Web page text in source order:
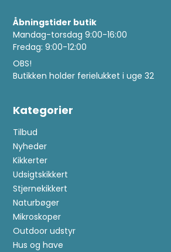
Åbningstider butik
Mandag-torsdag 9:00-16:00
Fredag: 9:00-12:00
OBS!
Butikken holder ferielukket i uge 32
Kategorier
Tilbud
Nyheder
Kikkerter
Udsigtskikkert
Stjernekikkert
Naturbøger
Mikroskoper
Outdoor udstyr
Hus og have